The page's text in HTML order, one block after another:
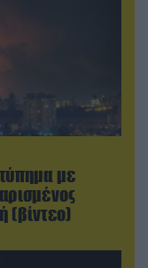
με
(βίντεο)